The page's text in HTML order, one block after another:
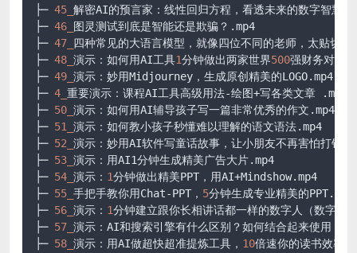
├─ 45_ 解密AI的预言家：线性回归方程，看透未来的数字智慧
├─ 46_
图灵测试到底是智能还是欺骗？.mp4
├─ 47_ 四种常见的大语言模型，就像四位不同的老师，太贴切了
├─ 48_ 演示：如何用AI工具1分钟做出两家世界500强财务对比
├─ 49_ 演示：妙用Midjourney，生成原创精美的LOGO.mp4
├─ 4_ 重要演示：课程AI工具高级用法-绘图+写各类文章 .mp4
├─ 50_ 演示：如何用AI辅导孩子写一篇非常优秀的作文.mp4
├─ 51_ 演示：如何教小孩子秒懂难以理解的语文语法.mp4
├─ 52_ 演示：妙用AI软件写童话故事，让小朋友不再害怕打针
├─ 53_ 演示：用AI1分钟生成精美广告大片.mp4
├─ 54_ 演示： 1分钟做出精美PPT，用AI+Mindshow.mp4
├─ 55_ 手把手教你用Chat-PPT， 5分钟生成专业精美的PPT.mp4
├─ 56_ 演示： 1分钟建立跟你长相讲话都一样的数字人（数字人
├─ 57_ 演示：AI和搜索引擎有什么区别？如何结合起来使用？
├─ 58_ 演示：用AI做超快超准提炼工具， 10倍速你的读书效率